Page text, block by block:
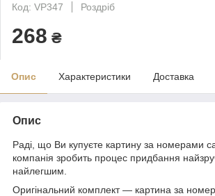
Код: VP347
Роздріб
268 ₴
Опис Характеристики Доставка
Опис
Раді, що Ви купуєте картину за номерами
компанія зробить процес придбання
найлегшим.
Оригінальний комплект — картина за